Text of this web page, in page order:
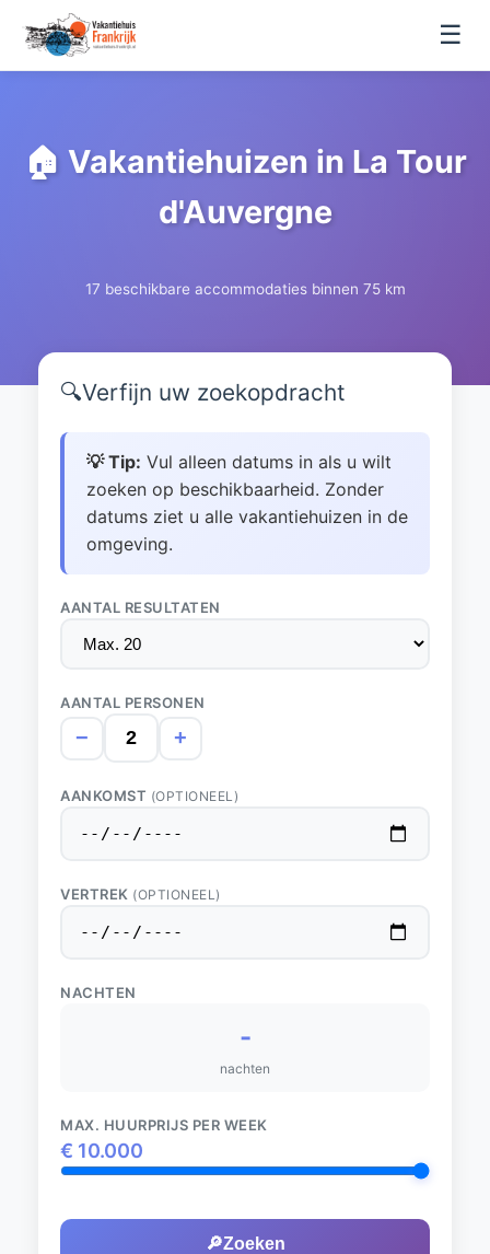
☰
🏠 Vakantiehuizen in La Tour
d'Auvergne
17 beschikbare accommodaties binnen 75 km
🔍Verfijn uw zoekopdracht
💡 Tip: Vul alleen datums in als u wilt
zoeken op beschikbaarheid. Zonder
datums ziet u alle vakantiehuizen in de
omgeving.
AANTAL RESULTATEN
AANTAL PERSONEN
− +
AANKOMST (OPTIONEEL)
VERTREK (OPTIONEEL)
NACHTEN
-
nachten
MAX. HUURPRIJS PER WEEK
€ 10.000
🔎Zoeken